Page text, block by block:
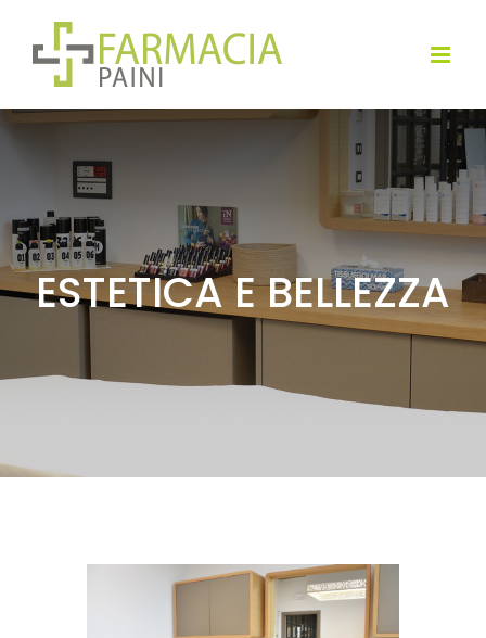
contenuto
ESTETICA E BELLEZZA